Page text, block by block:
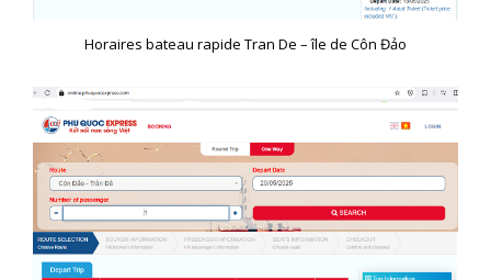
Horaires bateau rapide Tran De – île de Côn Đảo